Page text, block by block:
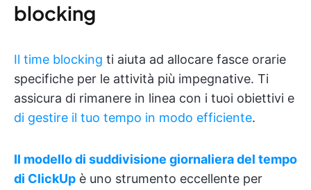
blocking
Il time blocking ti aiuta ad allocare fasce orarie
specifiche per le attività più impegnative. Ti
assicura di rimanere in linea con i tuoi obiettivi e
di gestire il tuo tempo in modo efficiente.
Il modello di suddivisione giornaliera del tempo
di ClickUp è uno strumento eccellente per